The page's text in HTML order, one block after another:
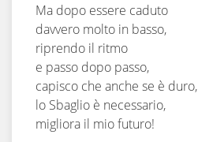
Ma dopo essere caduto
davvero molto in basso,
riprendo il ritmo
e passo dopo passo,
capisco che anche se è duro,
lo Sbaglio è necessario,
migliora il mio futuro!